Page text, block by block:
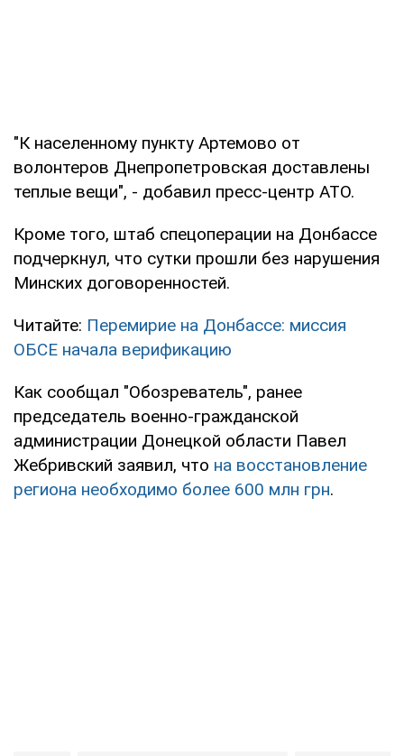
"К населенному пункту Артемово от
волонтеров Днепропетровская доставлены
теплые вещи", - добавил пресс-центр АТО.
Кроме того, штаб спецоперации на Донбассе
подчеркнул, что сутки прошли без нарушения
Минских договоренностей.
Читайте: Перемирие на Донбассе: миссия
ОБСЕ начала верификацию
Как сообщал "Обозреватель", ранее
председатель военно-гражданской
администрации Донецкой области Павел
Жебривский заявил, что на восстановление
региона необходимо более 600 млн грн.